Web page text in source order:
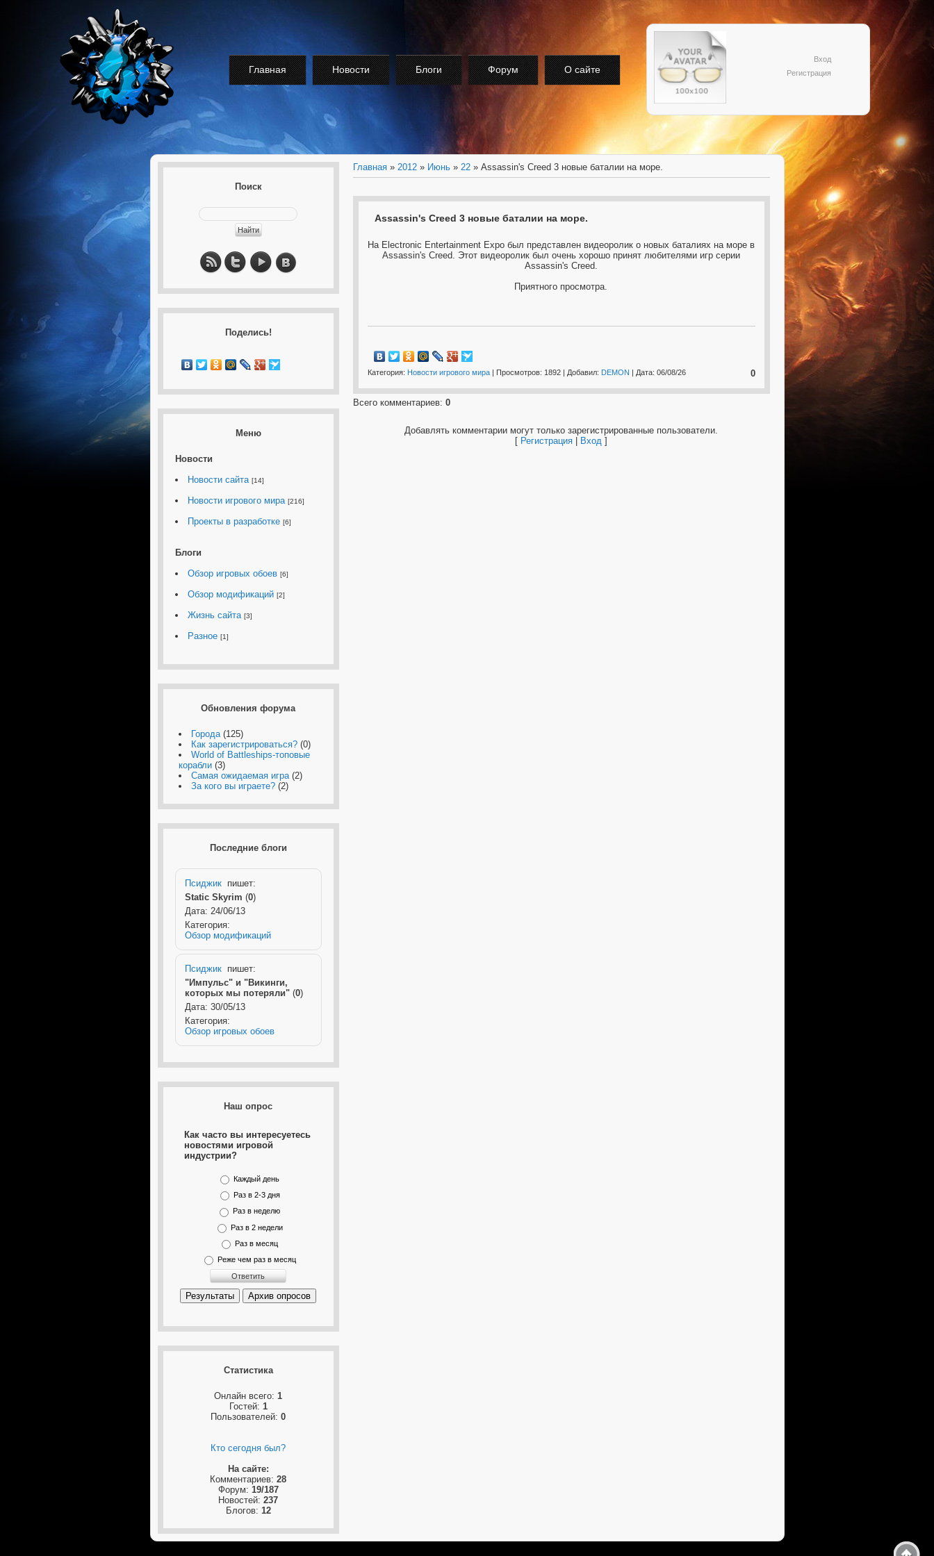
Главная Новости Блоги Форум О сайте
Вход
Регистрация
Поиск
Поделись!
Меню
Новости
Новости сайта [14]
Новости игрового мира [216]
Проекты в разработке [6]
Блоги
Обзор игровых обоев [6]
Обзор модификаций [2]
Жизнь сайта [3]
Разное [1]
Обновления форума
Города (125)
Как зарегистрироваться? (0)
World of Battleships-топовые
корабли (3)
Самая ожидаемая игра (2)
За кого вы играете? (2)
Последние блоги
Псиджикпишет:
Static Skyrim (0)
Дата: 24/06/13
Категория:
Обзор модификаций
Псиджикпишет:
"Импульс" и "Викинги,
которых мы потеряли" (0)
Дата: 30/05/13
Категория:
Обзор игровых обоев
Наш опрос
Как часто вы интересуетесь
новостями игровой
индустрии?
Каждый день
Раз в 2-3 дня
Раз в неделю
Раз в 2 недели
Раз в месяц
Реже чем раз в месяц
Результаты Архив опросов
Статистика
Онлайн всего: 1
Гостей: 1
Пользователей: 0
Кто сегодня был?
На сайте:
Комментариев: 28
Форум: 19/187
Новостей: 237
Блогов: 12
Главная» 2012 » Июнь » 22» Assassin's Creed 3 новые баталии на море.
Assassin's Creed 3 новые баталии на море.
На Electronic Entertainment Expo был представлен видеоролик о новых баталиях на море в
Assassin's Creed. Этот видеоролик был очень хорошо принят любителями игр серии
Assassin's Creed.
Приятного просмотра.
0
Категория: Новости игрового мира| Просмотров: 1892 | Добавил: DEMON | Дата: 06/08/26
Всего комментариев: 0
Добавлять комментарии могут только зарегистрированные пользователи.
[ Регистрация | Вход ]